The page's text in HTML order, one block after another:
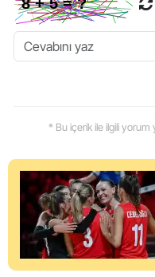
* Bu içerik ile ilgili yorum